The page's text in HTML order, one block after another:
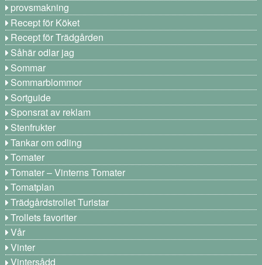
provsmakning
Recept för Köket
Recept för Trädgården
Såhär odlar jag
Sommar
Sommarblommor
Sortguide
Sponsrat av reklam
Stenfrukter
Tankar om odling
Tomater
Tomater – Vinterns Tomater
Tomatplan
Trädgårdstrollet Turistar
Trollets favoriter
Vår
Vinter
Vintersådd